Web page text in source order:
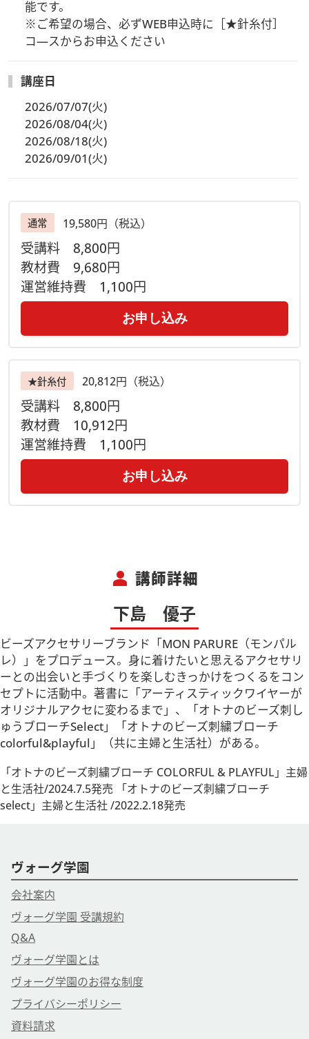
【事前にお届けするもの】
・オリジナルキット、テキスト、ご案内用紙（レッスン参加方
法ZoomURLやID・アーカイブ視聴方法など）
送予定。お届け着日は地域により差がございます。
【受講方法】
・ビデオ・Ｗｅｂ会議アプリケーション「Zoomウェビナー」
を使用します。
※受講生皆様は画面に映る事はありません。
・当日配信した講習のアーカイブをご視聴いただけます。視聴
方法は事前にお届けする「ご案内用紙」に記載しています。
（講座日程が合わない場合、全てのレッスンを見逃し配信でご
視聴いただく事も可能です）
※質問はLIVE配信中のみ受付いたします。ご了承ください。
＜視聴期間は2026年10月31日(土)迄＞
◆Zoomのサービス、機能、セキュリティ等を各自ご理解いた
だいた上でご参加ください。参加方法・接続環境についてはこ
ちらをご確認ください。
◆［事前にお届けするもの］をお受け取りになりましたら、同
梱の＂ご案内用紙＂をよく読み、材料キットの内容物が揃って
いるかご確認をお願い致します。
◆万が一、キット内容に不備があり交換が必要な場合は到着後
３日以内にご連絡ください。尚、不備のあったキットは不備内
ご予約・お問合せはお電話でも
ＴＥＬ ０３－６３６９－８８７８
能です。
※ご希望の場合、必ずWEB申込時に［★針糸付］
コ―スからお申込ください
講座日
2026/07/07(火)
2026/08/04(火)
2026/08/18(火)
2026/09/01(火)
通常 19,580円（税込）
受講料 8,800円
教材費 9,680円
運営維持費 1,100円
お申し込み
★針糸付 20,812円（税込）
受講料 8,800円
教材費 10,912円
運営維持費 1,100円
お申し込み
person 講師詳細
下島 優子
ビーズアクセサリーブランド「MON PARURE（モンパル
レ）」をプロデュース。身に着けたいと思えるアクセサリ
ーとの出会いと手づくりを楽しむきっかけをつくるをコン
セプトに活動中。著書に「アーティスティックワイヤーが
オリジナルアクセに変わるまで」、「オトナのビーズ刺し
ゅうブローチSelect」「オトナのビーズ刺繍ブローチ
colorful&playful」（共に主婦と生活社）がある。
「オトナのビーズ刺繍ブローチ COLORFUL & PLAYFUL」主婦
と生活社/2024.7.5発売 「オトナのビーズ刺繍ブローチ
select」主婦と生活社 /2022.2.18発売
ヴォーグ学園
会社案内
ヴォーグ学園 受講規約
Q&A
ヴォーグ学園とは
ヴォーグ学園のお得な制度
プライバシーポリシー
資料請求